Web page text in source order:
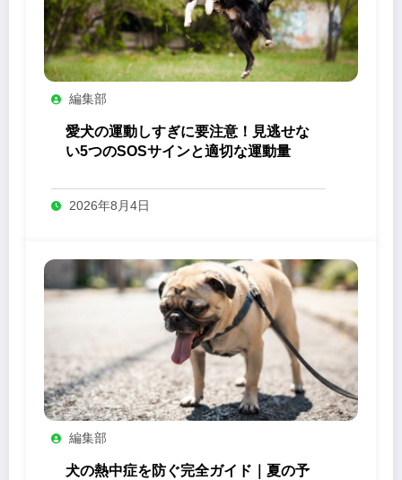
編集部
愛犬の運動しすぎに要注意！見逃せな
い5つのSOSサインと適切な運動量
2026年8月4日
編集部
犬の熱中症を防ぐ完全ガイド｜夏の予